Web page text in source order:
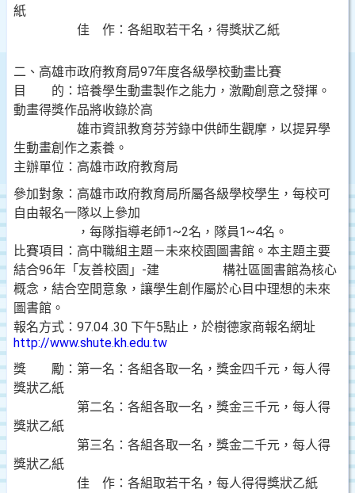
紙
佳 作：各組取若干名，得獎狀乙紙
二、高雄市政府教育局97年度各級學校動畫比賽
目 的：培養學生動畫製作之能力，激勵創意之發揮。
動畫得獎作品將收錄於高
雄市資訊教育芬芳錄中供師生觀摩，以提昇學
生動畫創作之素養。
主辦單位：高雄市政府教育局
參加對象：高雄市政府教育局所屬各級學校學生，每校可
自由報名一隊以上參加
，每隊指導老師1~2名，隊員1~4名。
比賽項目：高中職組主題－未來校園圖書館。本主題主要
結合96年「友善校園」 -建 構社區圖書館為核心
概念，結合空間意象，讓學生創作屬於心目中理想的未來
圖書館。
報名方式： 97.04 .30 下午5點止，於樹德家商報名網址
http://www.shute.kh.edu.tw
獎 勵：第一名：各組各取一名，獎金四千元，每人得
獎狀乙紙
第二名：各組各取一名，獎金三千元，每人得
獎狀乙紙
第三名：各組各取一名，獎金二千元，每人得
獎狀乙紙
佳 作：各組取若干名，每人得得獎狀乙紙